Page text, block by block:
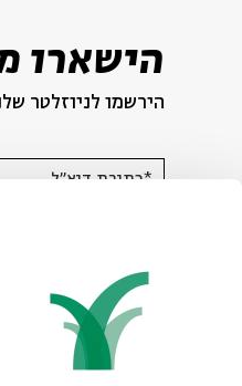
הישארו
הירשמו לניוזלטר
*כתובת דוא"ל